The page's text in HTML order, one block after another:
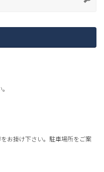
お掛け下さい。駐車場所をご案